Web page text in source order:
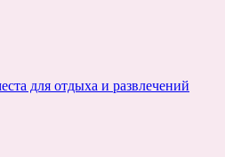
для отдыха и развлечений